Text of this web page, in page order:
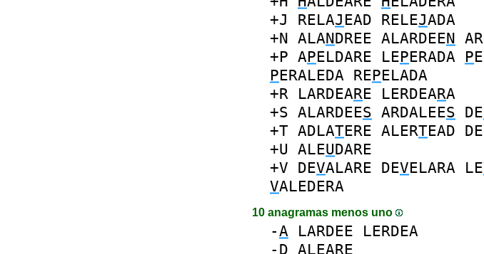
+J RELAJ EAD RELEJADA
+N ALANDREE ALARDEEN
+P APELDARE LEPERADA P
PERALEDA REPELADA
+R LARDEARE LERDEARA
+S ALARDEES ARDALEES DE
+T ADLATERE ALERTEAD
+U ALEUDARE
+V DEVALARE DEVELARA LE
VALEDERA
10 anagramas menos uno
-A LARDEE
LERDEA
- D ALEARE